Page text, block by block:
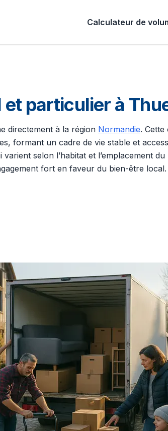
Calculateur de
particulier à
directement à la région Normandie. Cette
formant un cadre de vie stable et
selon l’habitat et l’emplacement
fort en faveur du bien-être local.